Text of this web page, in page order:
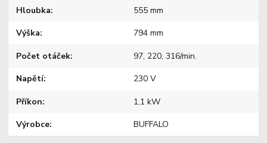
Hloubka 555 mm
Výška 794 mm
Počet otáček 97, 220, 316/min.
Napětí 230 V
Příkon 1,1 kW
Výrobce BUFFALO